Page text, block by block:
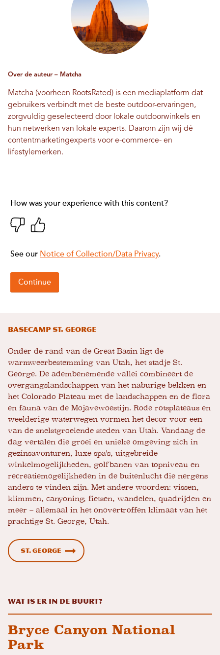
Over de auteur – Matcha
Matcha (voorheen RootsRated) is een mediaplatform dat
gebruikers verbindt met de beste outdoor-ervaringen,
zorgvuldig geselecteerd door lokale outdoorwinkels en
hun netwerken van lokale experts. Daarom zijn wij dé
contentmarketingexperts voor e-commerce- en
lifestylemerken.
Basecamp St. George
Onder de rand van de Great Basin ligt de
warmweerbestemming van Utah, het stadje St.
George. De adembenemende vallei combineert de
overgangslandschappen van het naburige bekken en
het Colorado Plateau met de landschappen en de flora
en fauna van de Mojavewoestijn. Rode rotsplateaus en
weelderige waterwegen vormen het decor voor een
van de snelstgroeiende steden van Utah. Vandaag de
dag vertalen die groei en unieke omgeving zich in
gezinsavonturen, luxe spa's, uitgebreide
winkelmogelijkheden, golfbanen van topniveau en
recreatiemogelijkheden in de buitenlucht die nergens
anders te vinden zijn. Met andere woorden: vissen,
klimmen, canyoning, fietsen, wandelen, quadrijden en
meer – allemaal in het onovertroffen klimaat van het
prachtige St. George, Utah.
St. George
Wat is er in de buurt?
Bryce Canyon National
Park